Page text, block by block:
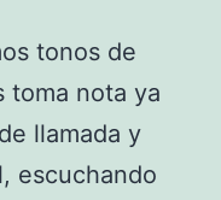
tonos de
toma nota ya
llamada y
escuchando